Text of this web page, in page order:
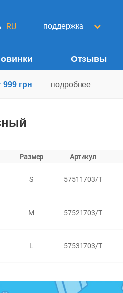
RU поддержка
Отзывы
999 грн подробнее
Размер Артикул
S 57511703/Т
M 57521703/Т
L 57531703/Т